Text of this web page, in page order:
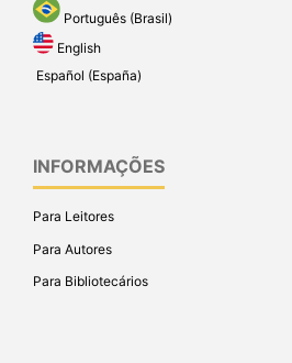
Português (Brasil)
English
Español (España)
INFORMAÇÕES
Para Leitores
Para Autores
Para Bibliotecários